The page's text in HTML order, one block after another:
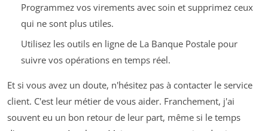
Programmez vos virements avec soin et supprimez ceux
qui ne sont plus utiles.
Utilisez les outils en ligne de La Banque Postale pour
suivre vos opérations en temps réel.
Et si vous avez un doute, n'hésitez pas à contacter le service
client. C'est leur métier de vous aider. Franchement, j'ai
souvent eu un bon retour de leur part, même si le temps